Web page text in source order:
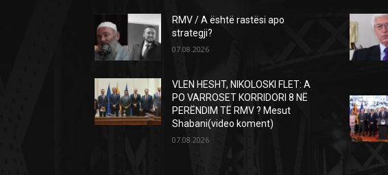
RMV / A është rastësi apo
strategji?
07.08.2026
VLEN HESHT, NIKOLOSKI FLET: A
PO VARROSET KORRIDORI 8 NË
PERËNDIM TË RMV ? Mesut
Shabani(video koment)
07.08.2026